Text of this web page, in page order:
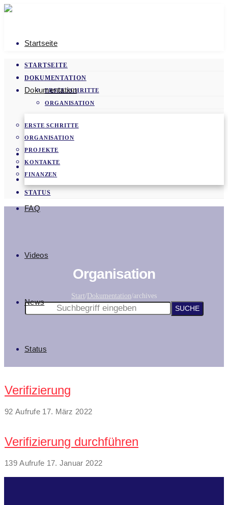
Startseite
Dokumentation
ERSTE SCHRITTE
ORGANISATION
PROJEKTE
KONTAKTE
FINANZEN
FAQ
Videos
News
Status
STARTSEITE
DOKUMENTATION
ERSTE SCHRITTE
ORGANISATION
KONTAKTE
FINANZEN
FAQ
VIDEOS
STATUS
Organisation
Start/Dokumentation/archives
Verifizierung
92 Aufrufe 17. März 2022
Verifizierung durchführen
139 Aufrufe 17. Januar 2022